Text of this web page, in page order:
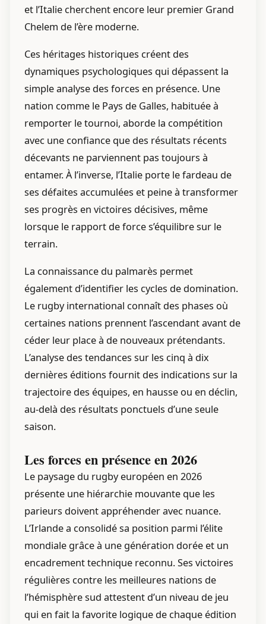
et l’Italie cherchent encore leur premier Grand
Chelem de l’ère moderne.
Ces héritages historiques créent des
dynamiques psychologiques qui dépassent la
simple analyse des forces en présence. Une
nation comme le Pays de Galles, habituée à
remporter le tournoi, aborde la compétition
avec une confiance que des résultats récents
décevants ne parviennent pas toujours à
entamer. À l’inverse, l’Italie porte le fardeau de
ses défaites accumulées et peine à transformer
ses progrès en victoires décisives, même
lorsque le rapport de force s’équilibre sur le
terrain.
La connaissance du palmarès permet
également d’identifier les cycles de domination.
Le rugby international connaît des phases où
certaines nations prennent l’ascendant avant de
céder leur place à de nouveaux prétendants.
L’analyse des tendances sur les cinq à dix
dernières éditions fournit des indications sur la
trajectoire des équipes, en hausse ou en déclin,
au-delà des résultats ponctuels d’une seule
saison.
Les forces en présence en 2026
Le paysage du rugby européen en 2026
présente une hiérarchie mouvante que les
parieurs doivent appréhender avec nuance.
L’Irlande a consolidé sa position parmi l’élite
mondiale grâce à une génération dorée et un
encadrement technique reconnu. Ses victoires
régulières contre les meilleures nations de
l’hémisphère sud attestent d’un niveau de jeu
qui en fait la favorite logique de chaque édition